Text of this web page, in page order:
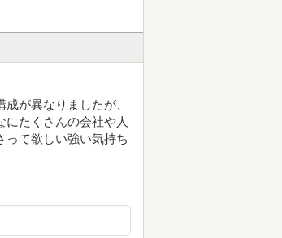
が異なりましたが、
たくさんの会社や人
って欲しい強い気持ち